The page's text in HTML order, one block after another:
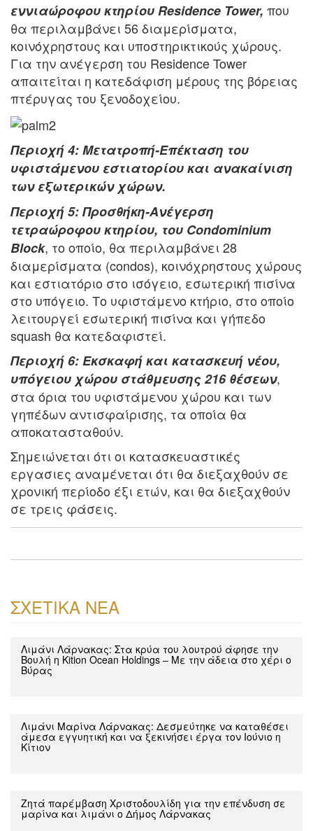
εννιαώροφου κτηρίου Residence Tower, που
θα περιλαμβάνει 56 διαμερίσματα,
κοινόχρηστους και υποστηρικτικούς χώρους.
Για την ανέγερση του Residence Tower
απαιτείται η κατεδάφιση μέρους της βόρειας
πτέρυγας του ξενοδοχείου.
Περιοχή 4: Μετατροπή-Επέκταση του
υφιστάμενου εστιατορίου και ανακαίνιση
των εξωτερικών χώρων.
Περιοχή 5: Προσθήκη-Ανέγερση
τετραώροφου κτηρίου, του Condominium
Block, το οποίο, θα περιλαμβάνει 28
διαμερίσματα (condos), κοινόχρηστους χώρους
και εστιατόριο στο ισόγειο, εσωτερική πισίνα
στο υπόγειο. Το υφιστάμενο κτήριο, στο οποίο
λειτουργεί εσωτερική πισίνα και γήπεδο
squash θα κατεδαφιστεί.
Περιοχή 6: Εκσκαφή και κατασκευή νέου,
υπόγειου χώρου στάθμευσης 216 θέσεων,
στα όρια του υφιστάμενου χώρου και των
γηπέδων αντισφαίρισης, τα οποία θα
αποκατασταθούν.
Σημειώνεται ότι οι κατασκευαστικές
εργασιες αναμένεται ότι θα διεξαχθούν σε
χρονική περίοδο έξι ετών, και θα διεξαχθούν
σε τρεις φάσεις.
ΣΧΕΤΙΚΑ ΝΕΑ
Λιμάνι Λάρνακας: Στα κρύα του λουτρού άφησε την
Βουλή η Kition Ocean Holdings – Με την άδεια στο χέρι ο
Βύρας
Λιμάνι Μαρίνα Λάρνακας: Δεσμεύτηκε να καταθέσει
άμεσα εγγυητική και να ξεκινήσει έργα τον Ιούνιο η
Κίτιον
Ζητά παρέμβαση Χριστοδουλίδη για την επένδυση σε
μαρίνα και λιμάνι ο Δήμος Λάρνακας